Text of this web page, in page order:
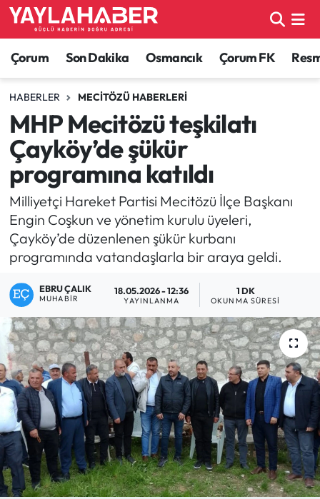
Çorum Son Dakika Osmancık Çorum FK
HABERLER MECITÖZÜ HABERLERI
MHP Mecitözü teşkilatı
Çayköy’de şükür
programına katıldı
Milliyetçi Hareket Partisi Mecitözü İlçe Başkanı
Engin Coşkun ve yönetim kurulu üyeleri,
Çayköy’de düzenlenen şükür kurbanı
programında vatandaşlarla bir araya geldi.
EBRU ÇALIK
MUHABIR
18.05.2026 - 12:36
YAYINLANMA
1 DK
OKUNMA SÜRESI
Alaca Haberleri
Bayat Haberleri
Bilgi - Keşfet Haberleri
Bilim ve Teknoloji
Boğazkale Haberleri
Çorum Haberleri
Eğitim
Ekonomi
Güncel
İskilip Haberleri
Kargı Haberleri
Çorum Nöbetçi Eczaneler
Çorum Hava Durumu
Çorum Namaz Vakitleri
Çorum Trafik Yoğunluk Haritası
TFF 1.Lig Puan Durumu ve Fikstür
Tüm Manşetler